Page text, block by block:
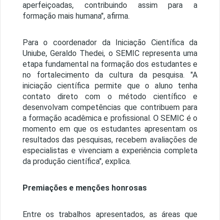
aperfeiçoadas, contribuindo assim para a
formação mais humana", afirma.
Para o coordenador da Iniciação Científica da
Uniube, Geraldo Thedei, o SEMIC representa uma
etapa fundamental na formação dos estudantes e
no fortalecimento da cultura da pesquisa. "A
iniciação científica permite que o aluno tenha
contato direto com o método científico e
desenvolvam competências que contribuem para
a formação acadêmica e profissional. O SEMIC é o
momento em que os estudantes apresentam os
resultados das pesquisas, recebem avaliações de
especialistas e vivenciam a experiência completa
da produção científica", explica.
Premiações e menções honrosas
Entre os trabalhos apresentados, as áreas que